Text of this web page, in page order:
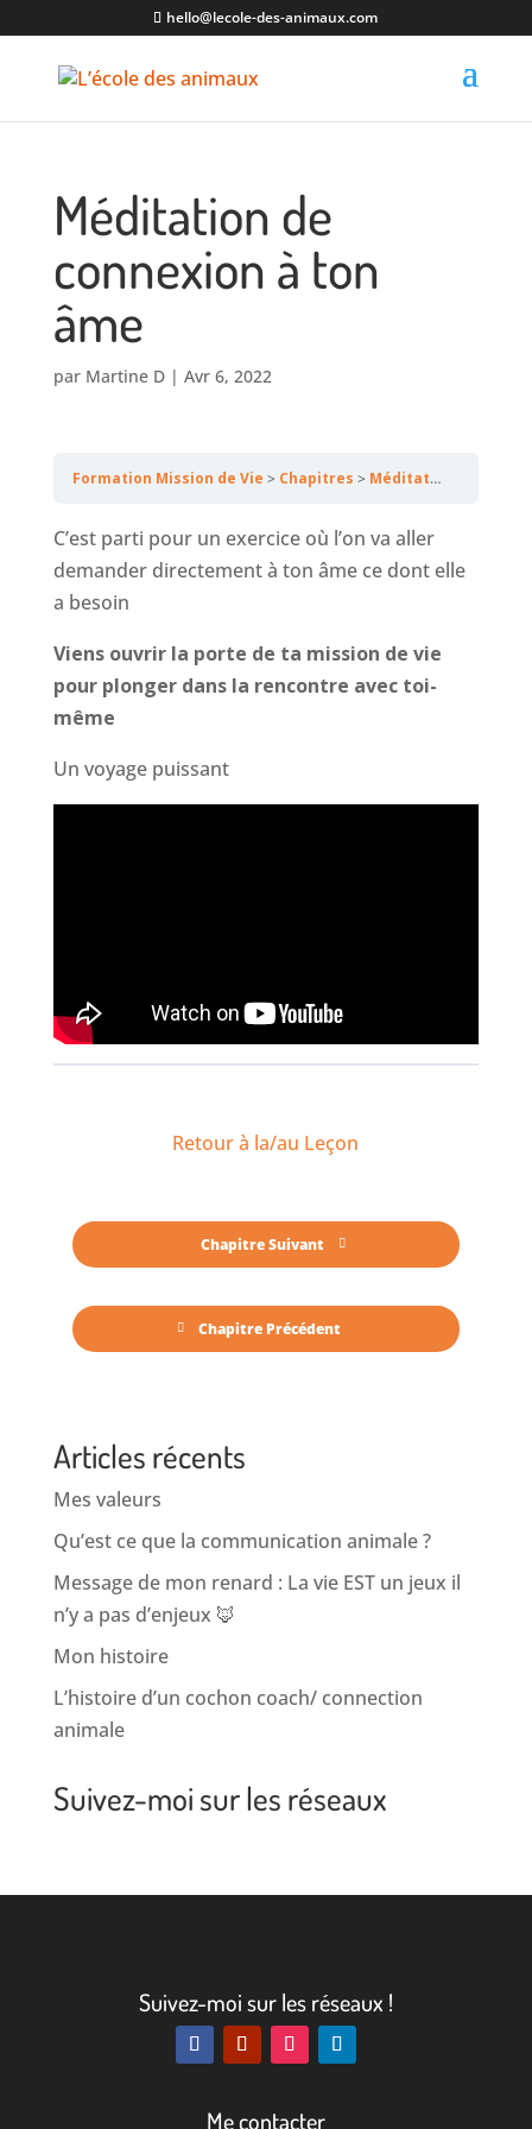
hello@lecole-des-animaux.com
Méditation de
connexion à ton
âme
par Martine D| Avr 6, 2022
Formation Mission de Vie Chapitres Méditation de connexion à ton âme
C’est parti pour un exercice où l’on va aller
demander directement à ton âme ce dont elle
a besoin
Viens ouvrir la porte de ta mission de vie
pour plonger dans la rencontre avec toi-
même
Un voyage puissant
Chapitre Précédent
Retour à la/au Leçon
Chapitre Suivant
Articles récents
Mes valeurs
Qu’est ce que la communication animale ?
Message de mon renard : La vie EST un jeux il
n’y a pas d’enjeux 🦊
Mon histoire
L’histoire d’un cochon coach/ connection
animale
Suivez-moi sur les réseaux
Suivez-moi sur les réseaux !
Me contacter